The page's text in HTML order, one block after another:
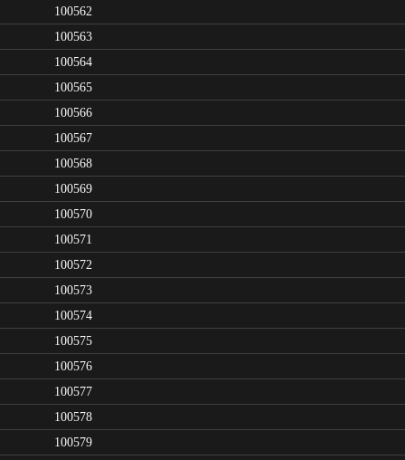
100562
100563
100564
100565
100566
100567
100568
100569
100570
100571
100572
100573
100574
100575
100576
100577
100578
100579